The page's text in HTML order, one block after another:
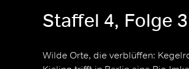
Staffel 4, Folge 3
Wilde Orte, die verblüffen: